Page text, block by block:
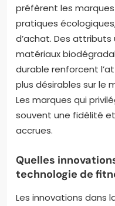
préfèrent les
pratiques
d’achat. Des
matériaux
durable renforcent
plus désirables sur le
Les marques qui
souvent une fidélité
accrues.
Quelles
technologie de
Les innovations dans